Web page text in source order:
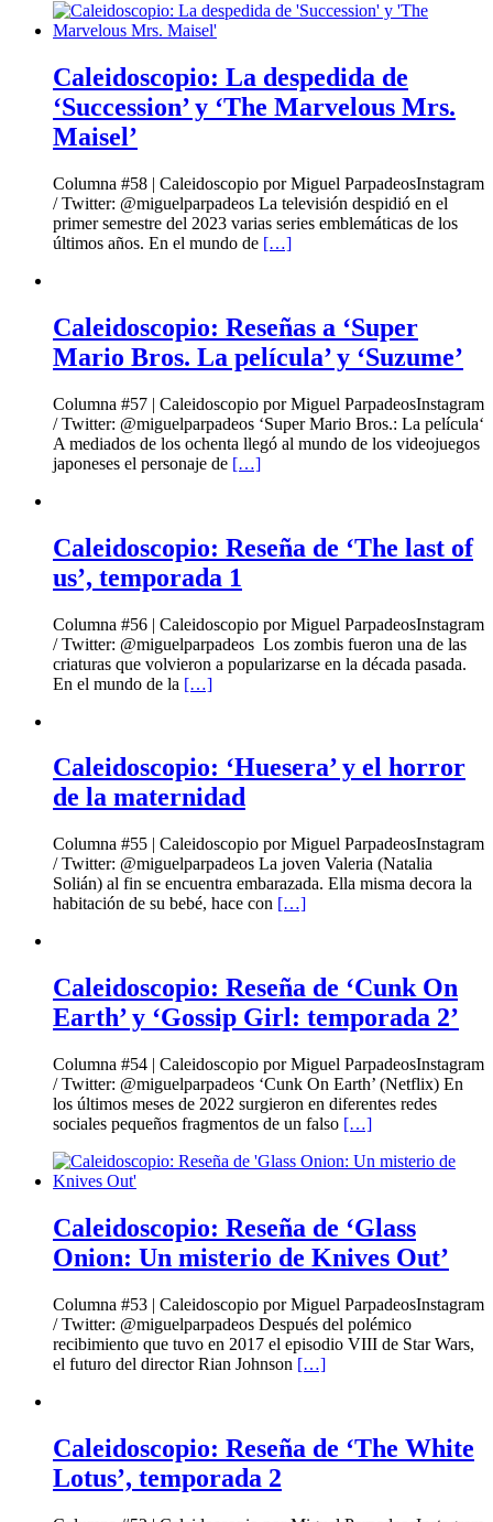
Caleidoscopio: La despedida de
‘Succession’ y ‘The Marvelous Mrs.
Maisel’
Columna #58 | Caleidoscopio por Miguel ParpadeosInstagram
/ Twitter: @miguelparpadeos La televisión despidió en el
primer semestre del 2023 varias series emblemáticas de los
últimos años. En el mundo de […]
Caleidoscopio: Reseñas a ‘Super
Mario Bros. La película’ y ‘Suzume’
Columna #57 | Caleidoscopio por Miguel ParpadeosInstagram
/ Twitter: @miguelparpadeos ‘Super Mario Bros.: La película‘
A mediados de los ochenta llegó al mundo de los videojuegos
japoneses el personaje de […]
Caleidoscopio: Reseña de ‘The last of
us’, temporada 1
Columna #56 | Caleidoscopio por Miguel ParpadeosInstagram
/ Twitter: @miguelparpadeos Los zombis fueron una de las
criaturas que volvieron a popularizarse en la década pasada.
En el mundo de la […]
Caleidoscopio: ‘Huesera’ y el horror
de la maternidad
Columna #55 | Caleidoscopio por Miguel ParpadeosInstagram
/ Twitter: @miguelparpadeos La joven Valeria (Natalia
Solián) al fin se encuentra embarazada. Ella misma decora la
habitación de su bebé, hace con […]
Caleidoscopio: Reseña de ‘Cunk On
Earth’ y ‘Gossip Girl: temporada 2’
Columna #54 | Caleidoscopio por Miguel ParpadeosInstagram
/ Twitter: @miguelparpadeos ‘Cunk On Earth’ (Netflix) En
los últimos meses de 2022 surgieron en diferentes redes
sociales pequeños fragmentos de un falso […]
Caleidoscopio: Reseña de ‘Glass
Onion: Un misterio de Knives Out’
Columna #53 | Caleidoscopio por Miguel ParpadeosInstagram
/ Twitter: @miguelparpadeos Después del polémico
recibimiento que tuvo en 2017 el episodio VIII de Star Wars,
el futuro del director Rian Johnson […]
Caleidoscopio: Reseña de ‘The White
Lotus’, temporada 2